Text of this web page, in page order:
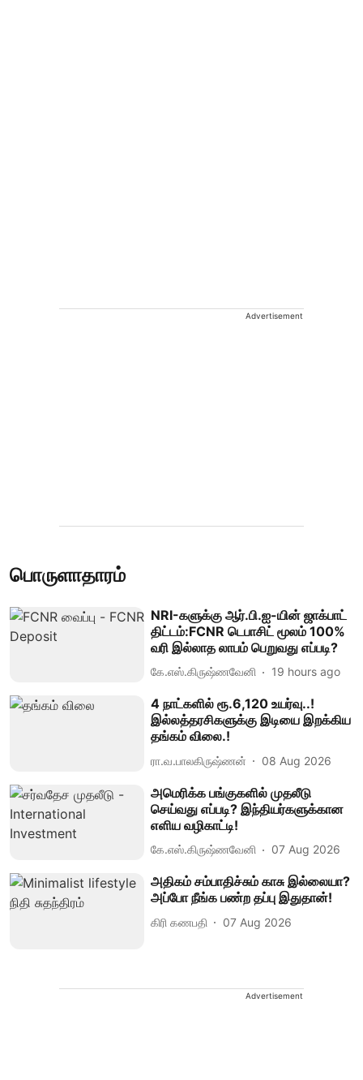
Advertisement
பொருளாதாரம்
NRI-களுக்கு ஆர்.பி.ஐ-யின் ஜாக்பாட்
திட்டம்:FCNR டெபாசிட் மூலம் 100%
வரி இல்லாத லாபம் பெறுவது எப்படி?
கே.எஸ்.கிருஷ்ணவேனி 19 hours ago
4 நாட்களில் ரூ.6,120 உயர்வு..!
இல்லத்தரசிகளுக்கு இடியை இறக்கிய
தங்கம் விலை.!
ரா.வ.பாலகிருஷ்ணன் 08 Aug 2026
அமெரிக்க பங்குகளில் முதலீடு
செய்வது எப்படி? இந்தியர்களுக்கான
எளிய வழிகாட்டி!
கே.எஸ்.கிருஷ்ணவேனி 07 Aug 2026
அதிகம் சம்பாதிச்சும் காசு இல்லையா?
அப்போ நீங்க பண்ற தப்பு இதுதான்!
கிரி கணபதி 07 Aug 2026
Advertisement